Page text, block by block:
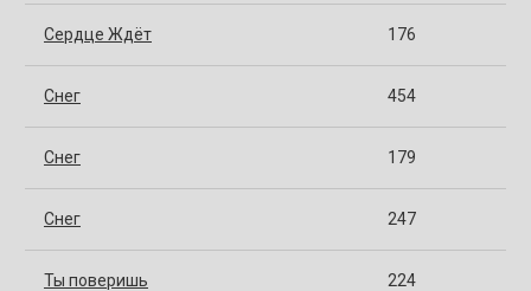
Сердце Ждёт 176
Снег 454
Снег 179
Снег 247
Ты поверишь 224